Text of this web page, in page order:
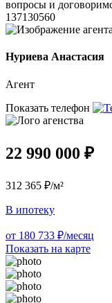
вопросы и
137130560
Нуриева Анастасия
Агент
Показать телефон
22 990 000 ₽
312 365 ₽/м²
В ипотеку
от 180 733 ₽/месяц
Показать на карте